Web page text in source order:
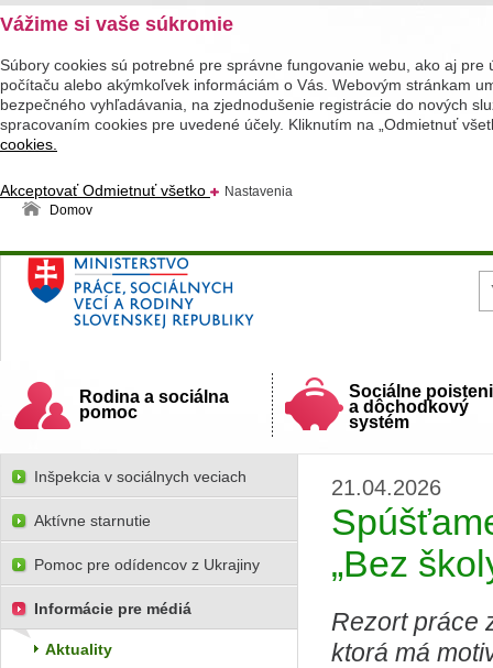
Vážime si vaše súkromie
Súbory cookies sú potrebné pre správne fungovanie webu, ako aj
počítaču alebo akýmkoľvek informáciám o Vás. Webovým stránkam
bezpečného vyhľadávania, na zjednodušenie registrácie do nových
spracovaním cookies pre uvedené účely. Kliknutím na „Odmietnuť
cookies.
AkceptovaťOdmietnuť všetko
Nastavenia
Domov
Ministerstvo práce, sociálnych vecí a rodiny
Slovenskej republiky
Rodina a sociálna
pomoc
Sociálne
a dôchodkový
systém
21.04.2026
„Bez
Rezort práce
ktorá má
Inšpekcia v sociálnych veciach
Aktívne starnutie
Pomoc pre odídencov z Ukrajiny
Informácie pre médiá
Aktuality